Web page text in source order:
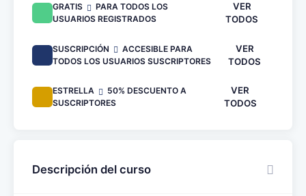
GRATIS
PARA TODOS LOS
USUARIOS REGISTRADOS
VER
TODOS
SUSCRIPCIÓN
ACCESIBLE PARA
TODOS LOS USUARIOS SUSCRIPTORES
VER
TODOS
ESTRELLA
50% DESCUENTO A
SUSCRIPTORES
VER
TODOS
Descripción del curso